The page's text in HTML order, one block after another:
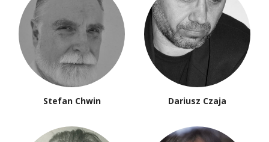
Stefan Chwin Dariusz Czaja